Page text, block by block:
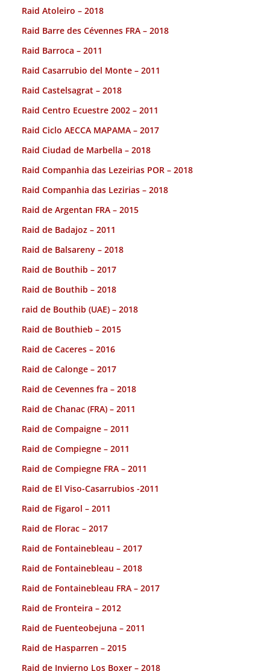
Raid Atoleiro – 2018
Raid Barre des Cévennes FRA – 2018
Raid Barroca – 2011
Raid Casarrubio del Monte – 2011
Raid Castelsagrat – 2018
Raid Centro Ecuestre 2002 – 2011
Raid Ciclo AECCA MAPAMA – 2017
Raid Ciudad de Marbella – 2018
Raid Companhia das Lezeirias POR – 2018
Raid Companhia das Lezirias – 2018
Raid de Argentan FRA – 2015
Raid de Badajoz – 2011
Raid de Balsareny – 2018
Raid de Bouthib – 2017
Raid de Bouthib – 2018
raid de Bouthib (UAE) – 2018
Raid de Bouthieb – 2015
Raid de Caceres – 2016
Raid de Calonge – 2017
Raid de Cevennes fra – 2018
Raid de Chanac (FRA) – 2011
Raid de Compaigne – 2011
Raid de Compiegne – 2011
Raid de Compiegne FRA – 2011
Raid de El Viso-Casarrubios -2011
Raid de Figarol – 2011
Raid de Florac – 2017
Raid de Fontainebleau – 2017
Raid de Fontainebleau – 2018
Raid de Fontainebleau FRA – 2017
Raid de Fronteira – 2012
Raid de Fuenteobejuna – 2011
Raid de Hasparren – 2015
Raid de Invierno Los Boxer – 2018